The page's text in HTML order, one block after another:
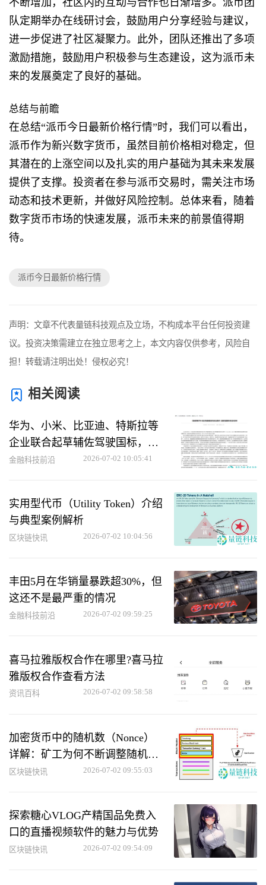
不断增加，社区内的互动与合作也日渐增多。派币团
队定期举办在线研讨会，鼓励用户分享经验与建议，
进一步促进了社区凝聚力。此外，团队还推出了多项
激励措施，鼓励用户积极参与生态建设，这为派币未
来的发展奠定了良好的基础。
总结与前瞻
在总结“派币今日最新价格行情”时，我们可以看出，
派币作为新兴数字货币，虽然目前价格相对稳定，但
其潜在的上涨空间以及扎实的用户基础为其未来发展
提供了支撑。投资者在参与派币交易时，需关注市场
动态和技术更新，并做好风险控制。总体来看，随着
数字货币市场的快速发展，派币未来的前景值得期
待。
派币今日最新价格行情
声明：文章不代表量链科技观点及立场，不构成本平台任何投资建
议。投资决策需建立在独立思考之上，本文内容仅供参考，风险自
担！转载请注明出处！侵权必究！
相关阅读
华为、小米、比亚迪、特斯拉等
企业联合起草辅佐驾驶国标，推
动自动驾驶安全标准制定
金融科技前沿 2026-07-02 10:05:41
实用型代币（Utility Token）介绍
与典型案例解析
区块链快讯 2026-07-02 10:04:56
丰田5月在华销量暴跌超30%，但
这还不是最严重的情况
金融科技前沿 2026-07-02 09:59:25
喜马拉雅版权合作在哪里?喜马拉
雅版权合作查看方法
资讯百科 2026-07-02 09:58:58
加密货币中的随机数（Nonce）
详解：矿工为何不断调整随机
数？
区块链快讯 2026-07-02 09:55:03
探索糖心VLOG产精国品免费入
口的直播视频软件的魅力与优势
区块链快讯 2026-07-02 09:54:09